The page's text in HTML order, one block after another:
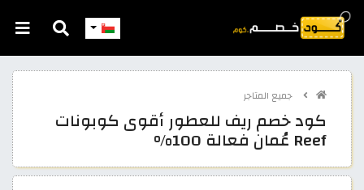
جميع المتاجر
كود خصم ريف للعطور أقوى كوبونات
Reef عُمان فعالة 100%